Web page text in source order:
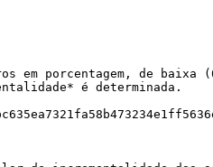
porcentagem, de
é determinada.